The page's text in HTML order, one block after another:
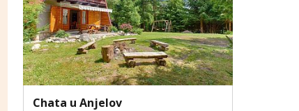
Chata u Anjelov